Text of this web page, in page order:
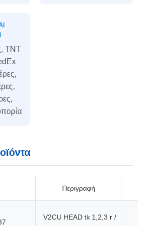
TNT
Περιγραφή
V2CU HEAD tk 1,2,3 r /